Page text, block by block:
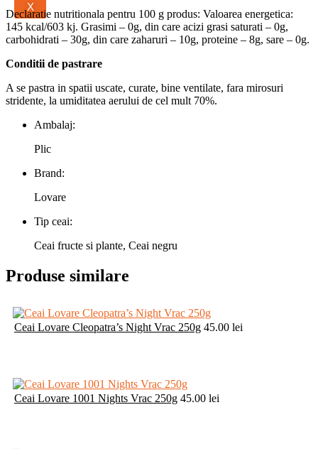
X
Declaratie nutritionala pentru 100 g produs: Valoarea energetica:
145 kcal/603 kj. Grasimi – 0g, din care acizi grasi saturati – 0g,
carbohidrati – 30g, din care zaharuri – 10g, proteine – 8g, sare – 0g.
Conditii de pastrare
A se pastra in spatii uscate, curate, bine ventilate, fara mirosuri
stridente, la umiditatea aerului de cel mult 70%.
Ambalaj:
Plic
Brand:
Lovare
Tip ceai:
Ceai fructe si plante, Ceai negru
Produse similare
Ceai Lovare Cleopatra’s Night Vrac 250g 45.00 lei
Ceai Lovare 1001 Nights Vrac 250g 45.00 lei